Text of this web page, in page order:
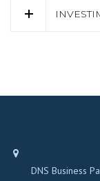
DNS Business